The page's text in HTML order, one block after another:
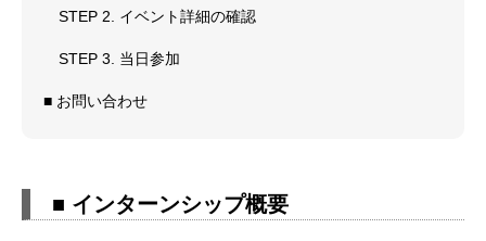
STEP 2. イベント詳細の確認
STEP 3. 当日参加
■ お問い合わせ
■ インターンシップ概要